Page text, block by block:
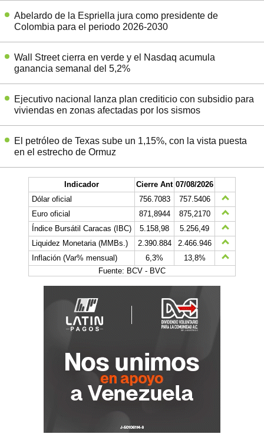
Abelardo de la Espriella jura como presidente de
Colombia para el periodo 2026-2030
Wall Street cierra en verde y el Nasdaq acumula
ganancia semanal del 5,2%
Ejecutivo nacional lanza plan crediticio con subsidio para
viviendas en zonas afectadas por los sismos
El petróleo de Texas sube un 1,15%, con la vista puesta
en el estrecho de Ormuz
Indicador Cierre Ant 07/08/2026
Dólar oficial
756.7083
757.5406
Euro oficial
871,8944
875,2170
Índice Bursátil Caracas (IBC)
5.158,98
5.256,49
Liquidez Monetaria (MMBs.)
2.390.884
2.466.946
Inflación (Var% mensual)
6,3%
13,8%
Fuente: BCV - BVC